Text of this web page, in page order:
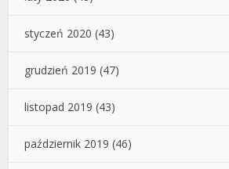
styczeń 2020 (43)
grudzień 2019 (47)
listopad 2019 (43)
październik 2019 (46)